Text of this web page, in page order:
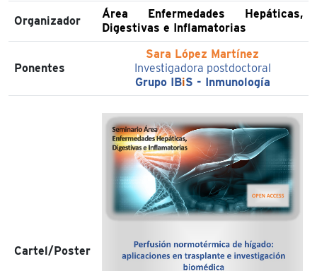
Organizador
Área Enfermedades Hepáticas,
Digestivas e Inflamatorias
Ponentes
Sara López Martínez
Investigadora postdoctoral
Grupo IBiS - Inmunología
Cartel/Poster